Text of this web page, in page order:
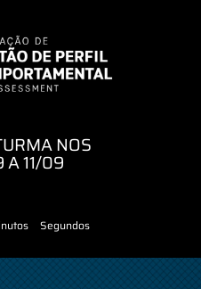
NOS
A 11/09
Segundos